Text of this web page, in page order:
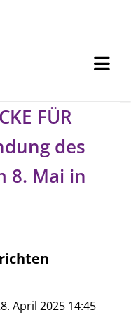
FÜR
des
8. Mai in
April 2025 14:45